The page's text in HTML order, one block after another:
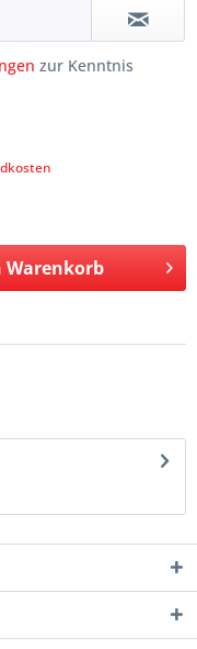
zur Kenntnis
Warenkorb